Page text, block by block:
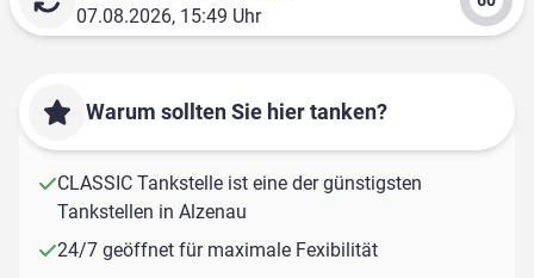
07.08.2026, 15:49 Uhr
Warum sollten Sie hier tanken?
CLASSIC Tankstelle ist eine der günstigsten
Tankstellen in Alzenau
24/7 geöffnet für maximale Fexibilität